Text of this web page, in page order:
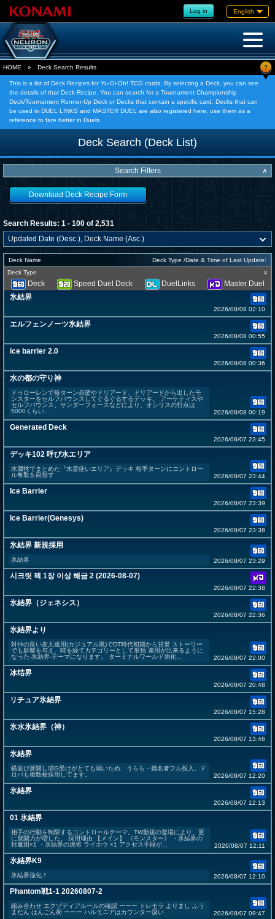
Log in English
HOME » Deck Search Results ?
This is a list of Deck Recipes for Yu-Gi-Oh! TCG cards. By selecting a Deck, you can see
the details of that Deck Recipe. You can search for a Tournament Championship
Deck/Tournament Runner-Up Deck or Decks that contain a specific card. Decks that can
be used in DUEL LINKS and MASTER DUEL are also registered here; use them as a
reference to fare better in Duels.
Deck Search (Deck List)
Search Filters ∧
Download Deck Recipe Form
Search Results: 1 - 100 of 2,531
Deck Name
Deck Type /Date & Time of Last Update:
Deck Type
∨
Deck Speed Duel Deck DuelLinks
Master Duel
氷結界
2026/08/08 02:10
エルフェンノーツ氷結界
2026/08/08 00:55
ice barrier 2.0
2026/08/08 00:36
水の都の守り神
ドゥローレンで毎ターン晶壁やドリアード、ドリアードから出したモ
ンスターをセルフバウンスしてぐるぐるするデッキ。 アーケティスや
セルフバウンス、サンダーフォースなどにより、オシリスの打点は
5000くらい...
2026/08/08 00:19
Generated Deck
2026/08/07 23:45
デッキ102 呼び水エリア
水属性でまとめた『水霊使いエリア』デッキ 相手ターンにコントロー
ル奪取を目指す
2026/08/07 23:44
Ice Barrier
2026/08/07 23:39
Ice Barrier(Genesys)
2026/08/07 23:38
氷結界 新規採用
氷結界 2026/08/07 23:29
시크릿 팩 1장 이상 해금 2 (2026-08-07)
2026/08/07 22:38
氷結界（ジェネシス）
2026/08/07 22:36
氷結界より
対仲の良い友人達用(カジュアル風)でDT時代初期から背景 ストーリー
でも影響を与え、時を経てカテゴリーとして単独 運用が出来るように
なった-氷結界-テーマになります。 ターミナルワールド強化...
2026/08/07 22:00
冰结界
2026/08/07 20:48
リチュア氷結界
2026/08/07 15:28
氷水氷結界（神）
2026/08/07 13:46
氷結界
横並び展開し増G受けがとても弱いため、うらら・指名者フル投入、ド
ロバも複数枚採用してます。
2026/08/07 12:20
氷結界
2026/08/07 12:13
01 氷結界
相手の行動を制限するコントロールテーマ。TW新規の登場により、更
に展開力が増した。 採用理由 【メイン】 《モンスター》 ・氷結界の
封魔団×1 ・氷結界の虎将 ライホウ ×1 アクセス手段が...
2026/08/07 12:11
氷結界K9
氷結界強化！ 2026/08/07 12:10
Phantom戦1-1 20260807-2
組み合わせ エクゾディアルールの確認 ーーー トレモラ よりまし ふう
まだん はんごん術 ーーー ハルモニアはカウンター扱い
2026/08/07 09:47